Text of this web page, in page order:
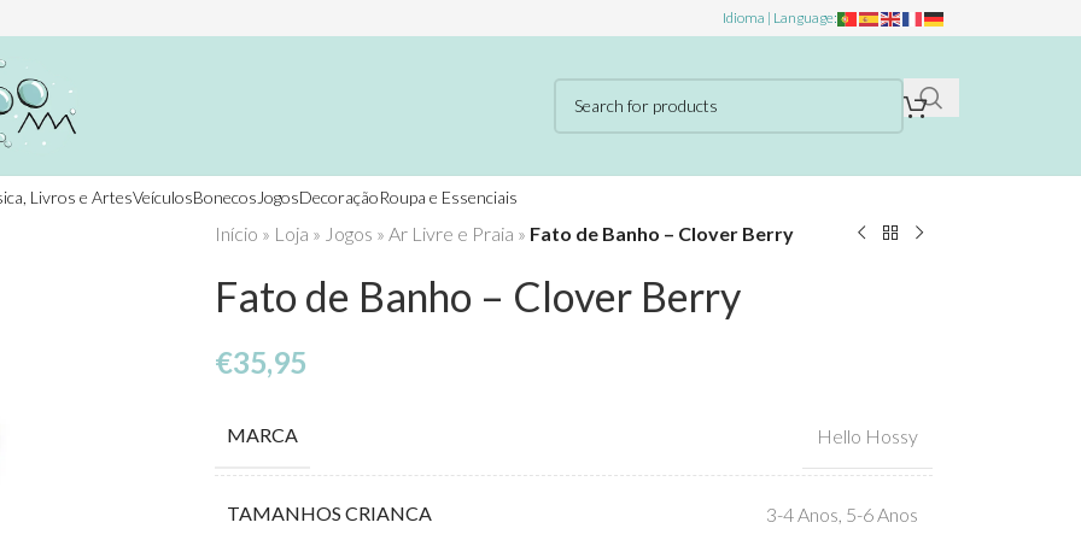
Idioma | Language:
Livros e ArtesVeículosBonecos JogosDecoraçãoRoupa e Essenciais
Início » Loja » Jogos » Ar Livre e Praia » Fato de Banho – Clover Berry
Fato de Banho – Clover Berry
€35,95
MARCA Hello Hossy
TAMANHOS CRIANCA 3-4 Anos 5-6 Anos